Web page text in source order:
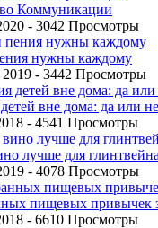
Коммуникации
- 3042 Просмотры
нужны каждому
- 3442 Просмотры
вне дома: да или
- 4541 Просмотры
лучше для глинтвейна
- 4078 Просмотры
пищевых привычек
- 6610 Просмотры